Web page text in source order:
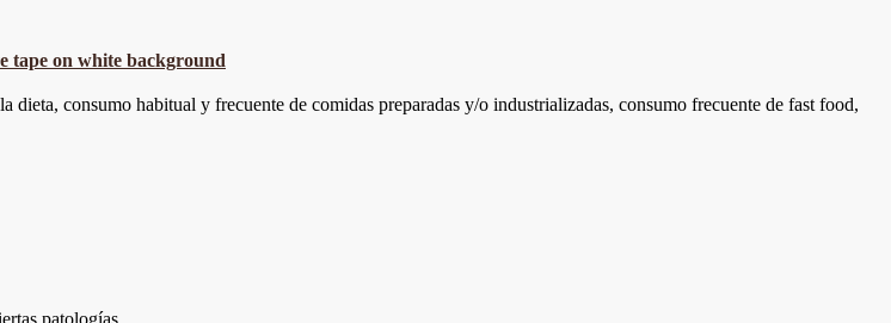
dieta, consumo habitual y frecuente de comidas preparadas y/o industrializadas, consumo frecuente de fast food,
patologías